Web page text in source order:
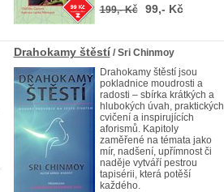
199,- Kč 99,- Kč
Drahokamy štěstí / Sri Chinmoy
Drahokamy štěstí jsou
pokladnice moudrosti a
radosti – sbírka krátkých a
hlubokých úvah, praktických
cvičení a inspirujících
aforismů. Kapitoly
zaměřené na témata jako
mír, nadšení, upřímnost či
naděje vytváří pestrou
tapisérii, která potěší
každého.